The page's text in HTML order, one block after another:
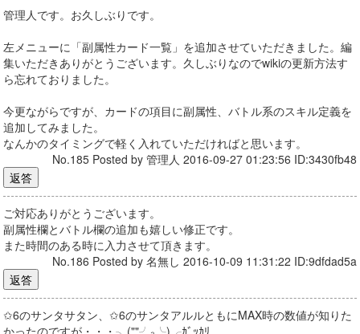
管理人です。お久しぶりです。
左メニューに「副属性カード一覧」を追加させていただきました。編
集いただきありがとうございます。久しぶりなのでwikiの更新方法す
ら忘れておりました。
今更ながらですが、カードの項目に副属性、バトル系のスキル定義を
追加してみました。
なんかのタイミングで軽く入れていただければと思います。
No.185 Posted by 管理人 2016-09-27 01:23:56 ID:3430fb48
ご対応ありがとうございます。
副属性欄とバトル欄の追加も嬉しい修正です。
また時間のある時に入力させて頂きます。
No.186 Posted by 名無し 2016-10-09 11:31:22 ID:9dfdad5a
✩6のサンタサタン、✩6のサンタアルルともにMAX時の数値が知りた
かったのですが・・・╮(""╯₃╰)╭ｶﾞｯｶﾘ